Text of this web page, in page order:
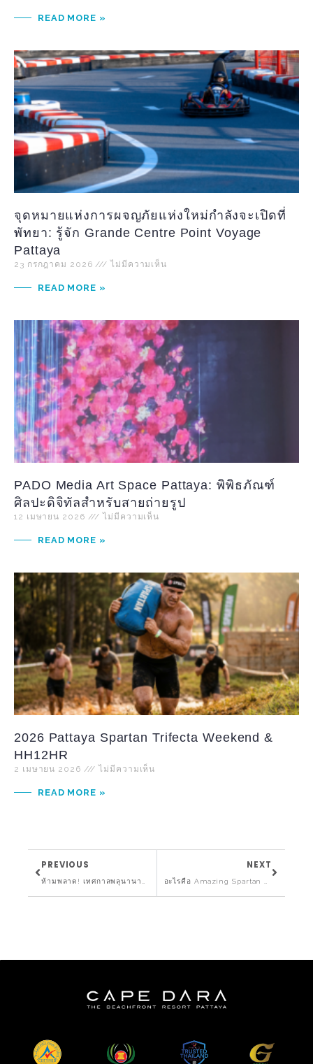
READ MORE »
จุดหมายแห่งการผจญภัยแห่งใหม่กำลังจะเปิดที่
พัทยา: รู้จัก Grande Centre Point Voyage
Pattaya
23 กรกฎาคม 2026 ไม่มีความเห็น
READ MORE »
PADO Media Art Space Pattaya: พิพิธภัณฑ์
ศิลปะดิจิทัลสำหรับสายถ่ายรูป
12 เมษายน 2026 ไม่มีความเห็น
READ MORE »
2026 Pattaya Spartan Trifecta Weekend &
HH12HR
2 เมษายน 2026 ไม่มีความเห็น
READ MORE »
PREVIOUS NEXT